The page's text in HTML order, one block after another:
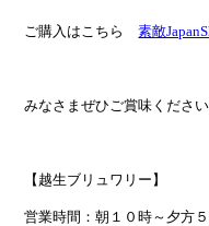
ご購入はこちら素敵
みなさまぜひご賞味ください
【越生ブリュワリー】
営業時間：朝１０時～夕方